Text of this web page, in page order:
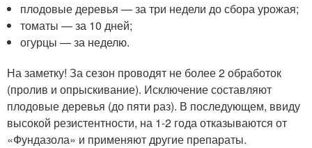
плодовые деревья — за три недели до сбора урожая;
томаты — за 10 дней;
огурцы — за неделю.
На заметку! За сезон проводят не более 2 обработок
(пролив и опрыскивание). Исключение составляют
плодовые деревья (до пяти раз). В последующем, ввиду
высокой резистентности, на 1-2 года отказываются от
«Фундазола» и применяют другие препараты.